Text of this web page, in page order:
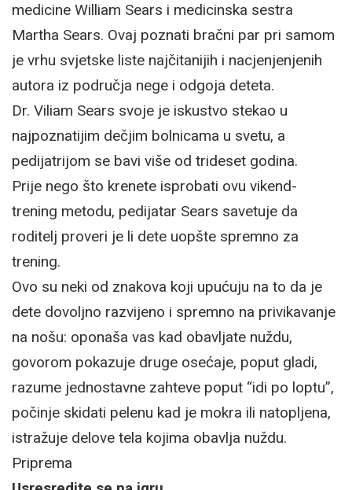
medicine William Sears i medicinska sestra
Martha Sears. Ovaj poznati bračni par pri samom
je vrhu svjetske liste najčitanijih i nacjenjenjenih
autora iz područja nege i odgoja deteta.
Dr. Viliam Sears svoje je iskustvo stekao u
najpoznatijim dečjim bolnicama u svetu, a
pedijatrijom se bavi više od trideset godina.
Prije nego što krenete isprobati ovu vikend-
trening metodu, pedijatar Sears savetuje da
roditelj proveri je li dete uopšte spremno za
trening.
Ovo su neki od znakova koji upućuju na to da je
dete dovoljno razvijeno i spremno na privikavanje
na nošu: oponaša vas kad obavljate nuždu,
govorom pokazuje druge osećaje, poput gladi,
razume jednostavne zahteve poput “idi po loptu”,
počinje skidati pelenu kad je mokra ili natopljena,
istražuje delove tela kojima obavlja nuždu.
Priprema